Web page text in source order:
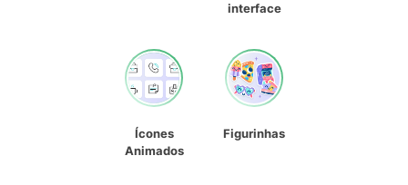
interface
Ícones
Animados
Figurinhas